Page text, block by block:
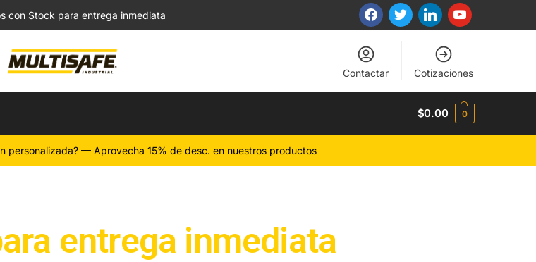
con Stock para entrega inmediata
Contactar Cotizaciones
$0.00 0
personalizada? — Aprovecha 15% de desc. en nuestros productos
entrega inmediata